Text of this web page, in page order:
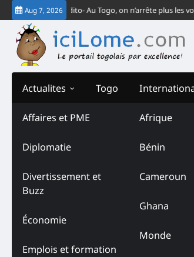
Skip
to
content
Aug 7, 2026
Édito- Au Togo, on n’arrête plus les voleurs,
Actualites
Affaires et PME
Diplomatie
Divertissement et
Buzz
Économie
Emplois et formation
Togo
Afrique
Bénin
Cameroun
Ghana
Monde